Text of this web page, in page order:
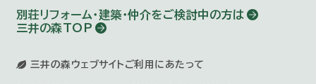
別荘リフォーム・建築・仲介をご検討中の方は
三井の森TOP
三井の森ウェブサイトご利用にあたって